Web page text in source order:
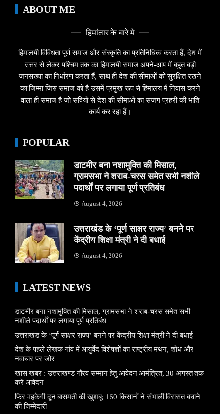
ABOUT ME
हिमांतार के बारे मे
हिमालयी विविधता पूर्ण समाज और संस्कृति का प्रतिनिधित्व करता हैं, देश में
उत्तर से लेकर पश्चिम तक का हिमालयी समाज अपने-आप में बहुत बड़ी
जनसख्यां का निर्धारण करता हैं, साथ ही देश की सीमाओं को सुरक्षित रखने
का जिम्मा जिस समाज को है उसमें प्रमुख रूप से हिमालय में निवास करने
वाला ही समाज है जो सदियों से देश की सीमाओं का सजग प्रहरी की भांति
कार्य कर रहा हैं।
POPULAR
डाटमीर बना नशामुक्ति की मिसाल,
ग्रामसभा ने शराब-चरस समेत सभी नशीले
पदार्थों पर लगाया पूर्ण प्रतिबंध
August 4, 2026
उत्तराखंड के ‘पूर्ण साक्षर राज्य’ बनने पर
केंद्रीय शिक्षा मंत्री ने दी बधाई
August 4, 2026
LATEST NEWS
डाटमीर बना नशामुक्ति की मिसाल, ग्रामसभा ने शराब-चरस समेत सभी
नशीले पदार्थों पर लगाया पूर्ण प्रतिबंध
उत्तराखंड के ‘पूर्ण साक्षर राज्य’ बनने पर केंद्रीय शिक्षा मंत्री ने दी बधाई
देश के पहले लेखक गांव में आयुर्वेद विशेषज्ञों का राष्ट्रीय मंथन, शोध और
नवाचार पर जोर
खास खबर : उत्तराखण्ड गौरव सम्मान हेतु आवेदन आमंत्रित, 30 अगस्त तक
करें आवेदन
फिर महकेगी दून बासमती की खुशबू: 160 किसानों ने संभाली विरासत बचाने
की जिम्मेदारी